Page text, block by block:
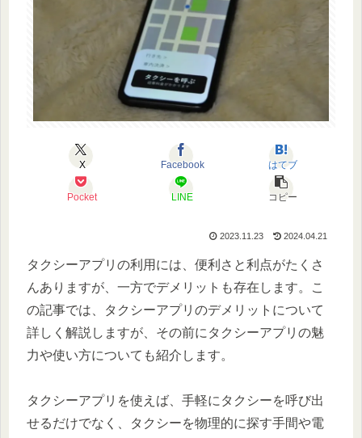
X Facebook はてブ
Pocket LINE コピー
2023.11.23 2024.04.21
タクシーアプリの利用には、便利さと利点がたくさ
んありますが、一方でデメリットも存在します。こ
の記事では、タクシーアプリのデメリットについて
詳しく解説しますが、その前にタクシーアプリの魅
力や使い方についても紹介します。
タクシーアプリを使えば、手軽にタクシーを呼び出
せるだけでなく、タクシーを物理的に探す手間や電